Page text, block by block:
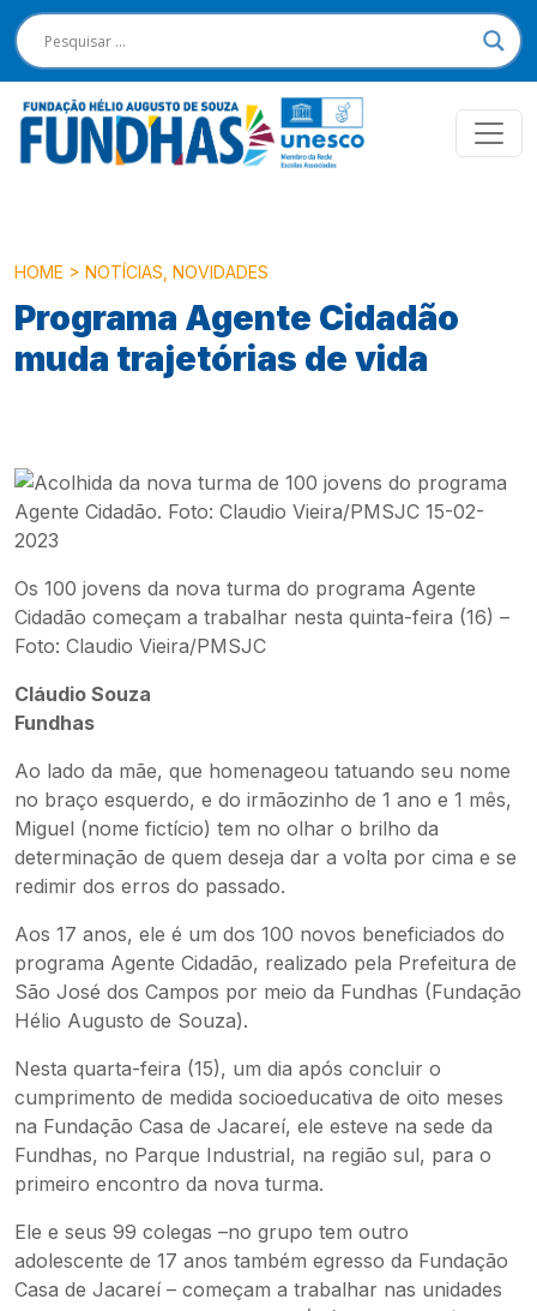
HOME > NOTÍCIAS NOVIDADES
Programa Agente Cidadão
muda trajetórias de vida
Os 100 jovens da nova turma do programa Agente
Cidadão começam a trabalhar nesta quinta-feira (16) –
Foto: Claudio Vieira/PMSJC
Cláudio Souza
Fundhas
Ao lado da mãe, que homenageou tatuando seu nome
no braço esquerdo, e do irmãozinho de 1 ano e 1 mês,
Miguel (nome fictício) tem no olhar o brilho da
determinação de quem deseja dar a volta por cima e se
redimir dos erros do passado.
Aos 17 anos, ele é um dos 100 novos beneficiados do
programa Agente Cidadão, realizado pela Prefeitura de
São José dos Campos por meio da Fundhas (Fundação
Hélio Augusto de Souza).
Nesta quarta-feira (15), um dia após concluir o
cumprimento de medida socioeducativa de oito meses
na Fundação Casa de Jacareí, ele esteve na sede da
Fundhas, no Parque Industrial, na região sul, para o
primeiro encontro da nova turma.
Ele e seus 99 colegas –no grupo tem outro
adolescente de 17 anos também egresso da Fundação
Casa de Jacareí – começam a trabalhar nas unidades